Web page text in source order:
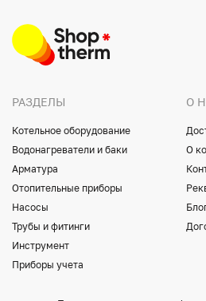
РАЗДЕЛЫ
Котельное оборудование
Водонагреватели и баки
Арматура
Отопительные приборы
Насосы
Трубы и фитинги
Инструмент
Приборы учета
О
О